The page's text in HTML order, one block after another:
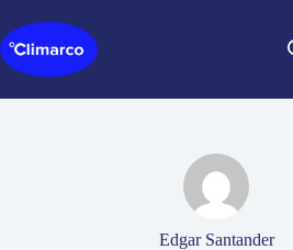
al
contenido
Edgar Santander